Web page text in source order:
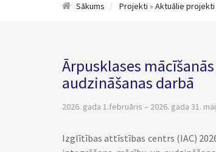
Sākums Projekti » Aktuālie projekti
Ārpusklases
audzināšanas darbā
2026. gada 1.februāris – 2026. gada 31.
Izglītības attīstības centrs (IAC)